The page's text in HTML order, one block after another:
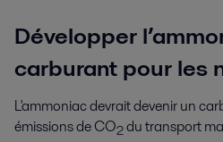
Développer
carburant pour les
L'ammoniac devrait devenir un
émissions de CO2du transport